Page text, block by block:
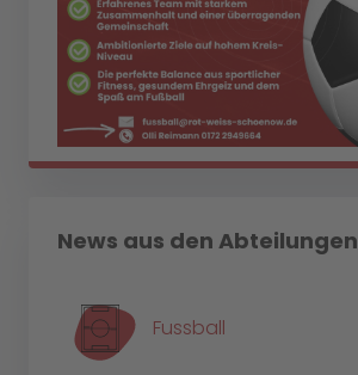
News aus den Abteilungen
Fussball